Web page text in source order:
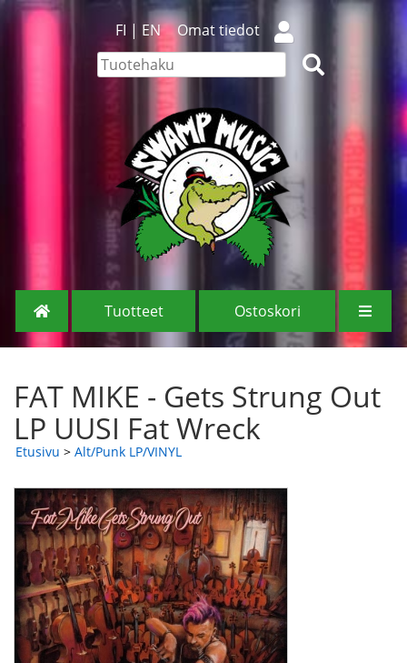
FI | EN Omat tiedot
Tuotteet Ostoskori
FAT MIKE - Gets Strung Out
LP UUSI Fat Wreck
Etusivu > Alt/Punk LP/VINYL